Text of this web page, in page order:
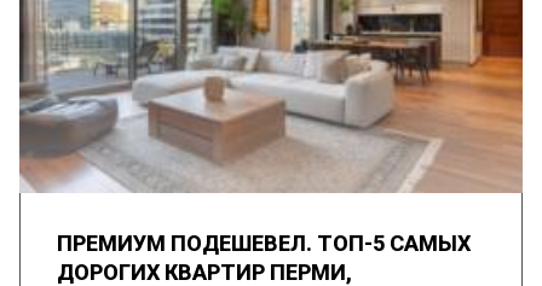
ПРЕМИУМ ПОДЕШЕВЕЛ. ТОП-5 САМЫХ
ДОРОГИХ КВАРТИР ПЕРМИ,